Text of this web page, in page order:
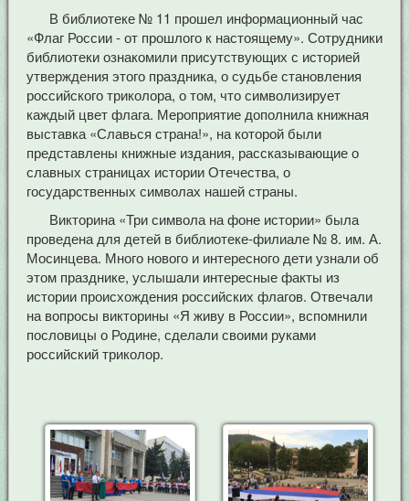
В библиотеке № 11 прошел информационный час
«Флаг России - от прошлого к настоящему». Сотрудники
библиотеки ознакомили присутствующих с историей
утверждения этого праздника, о судьбе становления
российского триколора, о том, что символизирует
каждый цвет флага. Мероприятие дополнила книжная
выставка «Славься страна!», на которой были
представлены книжные издания, рассказывающие о
славных страницах истории Отечества, о
государственных символах нашей страны.
Викторина «Три символа на фоне истории» была
проведена для детей в библиотеке-филиале № 8. им. А.
Мосинцева. Много нового и интересного дети узнали об
этом празднике, услышали интересные факты из
истории происхождения российских флагов. Отвечали
на вопросы викторины «Я живу в России», вспомнили
пословицы о Родине, сделали своими руками
российский триколор.